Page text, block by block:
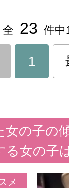
全 23 件中
1
女の子の
る女の子
メ